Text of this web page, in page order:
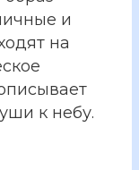
и
на
к небу.